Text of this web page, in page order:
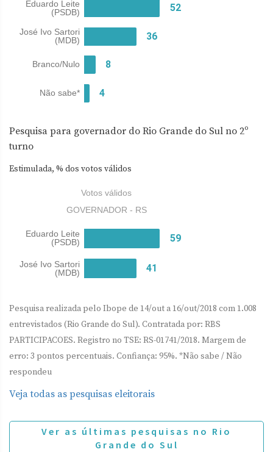
Pesquisa para governador do Rio Grande do Sul no 2º
turno
Estimulada, % dos votos válidos
Pesquisa realizada pelo Ibope de 14/out a 16/out/2018 com 1.008
entrevistados (Rio Grande do Sul). Contratada por: RBS
PARTICIPACOES. Registro no TSE: RS-01741/2018. Margem de
erro: 3 pontos percentuais. Confiança: 95%. *Não sabe / Não
respondeu
Veja todas as pesquisas eleitorais
Ver as últimas pesquisas no Rio
Grande do Sul